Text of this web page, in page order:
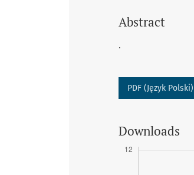
Abstract
.
PDF (Język Polski)
Downloads